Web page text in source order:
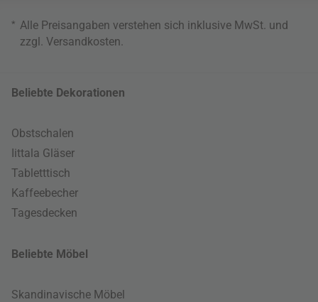
* Alle Preisangaben verstehen sich inklusive MwSt. und
zzgl. Versandkosten
Beliebte Dekorationen
Obstschalen
Iittala Gläser
Tabletttisch
Kaffeebecher
Tagesdecken
Beliebte Möbel
Skandinavische Möbel